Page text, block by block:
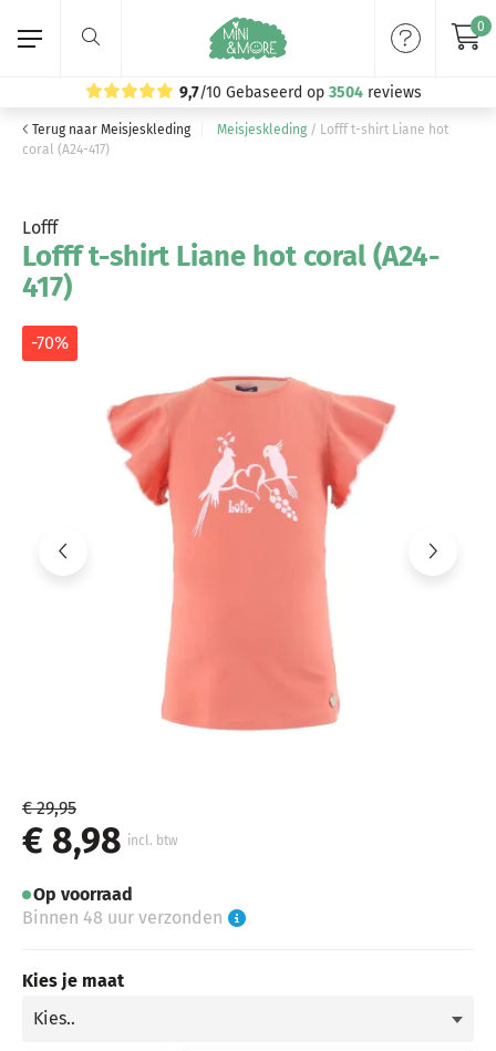
9,7/10 Gebaseerd op 3504 reviews
0
Home
Jongenskleding
Terug naar Meisjeskleding Meisjeskleding / Lofff t-shirt Liane hot
coral (A24-417)
Lofff
Lofff t-shirt Liane hot coral (A24-
417)
-70%
€ 29,95
€ 8,98 incl. btw
Op voorraad
Binnen 48 uur verzonden
Kies je maat